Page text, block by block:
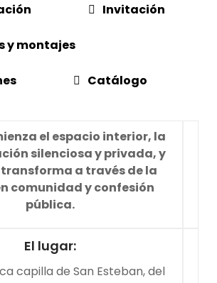
Invitación
y montajes
Catálogo
el espacio interior, la
silenciosa y privada, y
transforma a través de la
comunidad y confesión
pública.
El lugar:
capilla de San Esteban, del